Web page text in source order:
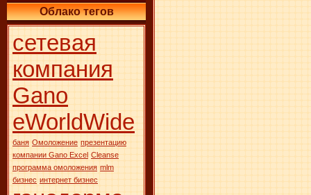
Облако тегов
сетевая
компания
Gano
eWorldWide
баня Омоложение презентацию
компании Gano Excel Сleanse
программа омоложения mlm
бизнес интернет бизнес